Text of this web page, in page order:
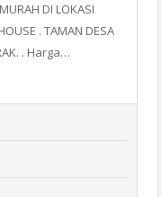
DI LOKASI
. TAMAN DESA
. Harga…